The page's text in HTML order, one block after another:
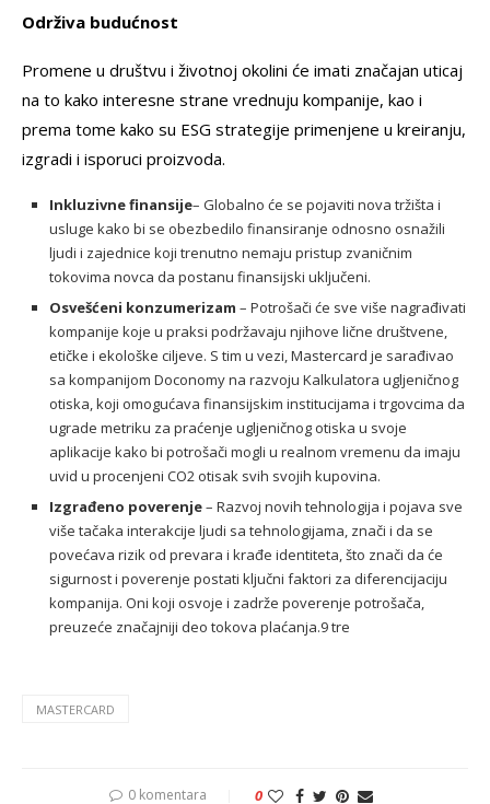
Održiva budućnost
Promene u društvu i životnoj okolini će imati značajan uticaj
na to kako interesne strane vrednuju kompanije, kao i
prema tome kako su ESG strategije primenjene u kreiranju,
izgradi i isporuci proizvoda.
Inkluzivne finansije– Globalno će se pojaviti nova tržišta i
usluge kako bi se obezbedilo finansiranje odnosno osnažili
ljudi i zajednice koji trenutno nemaju pristup zvaničnim
tokovima novca da postanu finansijski uključeni.
Osvešćeni konzumerizam – Potrošači će sve više nagrađivati
kompanije koje u praksi podržavaju njihove lične društvene,
etičke i ekološke ciljeve. S tim u vezi, Mastercard je sarađivao
sa kompanijom Doconomy na razvoju Kalkulatora ugljeničnog
otiska, koji omogućava finansijskim institucijama i trgovcima da
ugrade metriku za praćenje ugljeničnog otiska u svoje
aplikacije kako bi potrošači mogli u realnom vremenu da imaju
uvid u procenjeni CO2 otisak svih svojih kupovina.
Izgrađeno poverenje– Razvoj novih tehnologija i pojava sve
više tačaka interakcije ljudi sa tehnologijama, znači i da se
povećava rizik od prevara i krađe identiteta, što znači da će
sigurnost i poverenje postati ključni faktori za diferencijaciju
kompanija. Oni koji osvoje i zadrže poverenje potrošača,
preuzeće značajniji deo tokova plaćanja.9 tre
MASTERCARD
0 komentara 0